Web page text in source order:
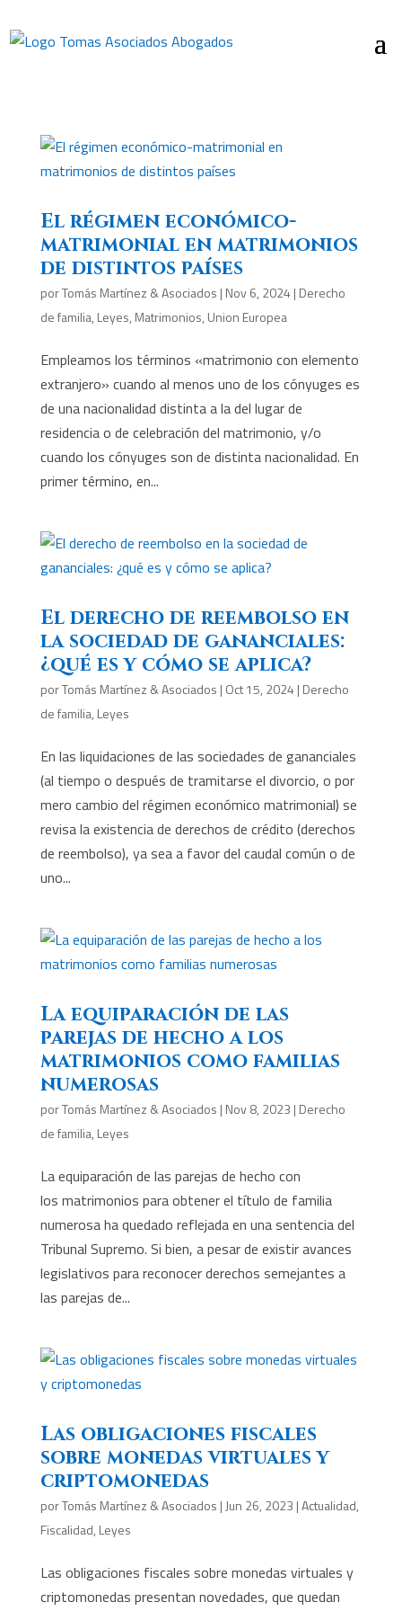
El régimen económico-
matrimonial en matrimonios
de distintos países
porTomás Martínez & Asociados | Nov 6, 2024 | Derecho
de familia, Leyes, Matrimonios, Union Europea
Empleamos los términos «matrimonio con elemento
extranjero» cuando al menos uno de los cónyuges es
de una nacionalidad distinta a la del lugar de
residencia o de celebración del matrimonio, y/o
cuando los cónyuges son de distinta nacionalidad. En
primer término, en...
El derecho de reembolso en
la sociedad de gananciales:
¿qué es y cómo se aplica?
porTomás Martínez & Asociados | Oct 15, 2024 | Derecho
de familia, Leyes
En las liquidaciones de las sociedades de gananciales
(al tiempo o después de tramitarse el divorcio, o por
mero cambio del régimen económico matrimonial) se
revisa la existencia de derechos de crédito (derechos
de reembolso), ya sea a favor del caudal común o de
uno...
La equiparación de las
parejas de hecho a los
matrimonios como familias
numerosas
porTomás Martínez & Asociados | Nov 8, 2023 | Derecho
de familia, Leyes
La equiparación de las parejas de hecho con
los matrimonios para obtener el título de familia
numerosa ha quedado reflejada en una sentencia del
Tribunal Supremo. Si bien, a pesar de existir avances
legislativos para reconocer derechos semejantes a
las parejas de...
Las obligaciones fiscales
sobre monedas virtuales y
criptomonedas
porTomás Martínez & Asociados | Jun 26, 2023 |Actualidad,
Fiscalidad, Leyes
Las obligaciones fiscales sobre monedas virtuales y
criptomonedas presentan novedades, que quedan